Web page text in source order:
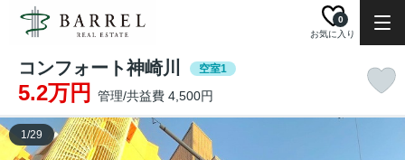
お気に入り
0
コンフォート神崎川 空室1
5.2万円 管理/共益費 4,500円
1/29